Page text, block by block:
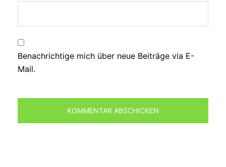
Benachrichtige mich über neue Beiträge via E-
Mail.